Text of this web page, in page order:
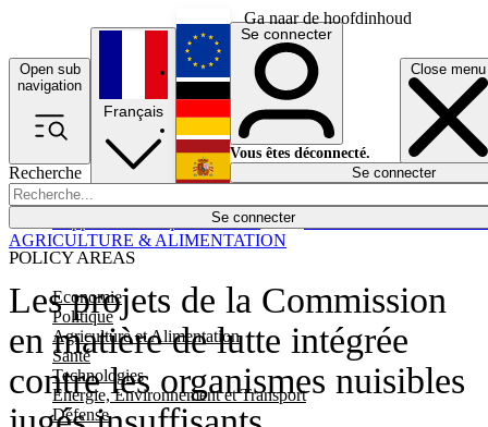
Ga naar de hoofdinhoud
Open sub
navigation
Close menu
Recherche
Se connecter
POLICY AREAS
Economie
Politique
Agriculture et Alimentation
Santé
Technologies
Energie, Environnement et Transport
Défense
Économie
Français
English
Deutsch
Español
Se connecter
Vous êtes déconnecté.
Se connecter
Les projets de la Commission
en matière de lutte intégrée
contre les organismes nuisibles
AGRICULTURE & ALIMENTATION